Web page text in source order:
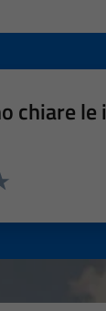
chiare